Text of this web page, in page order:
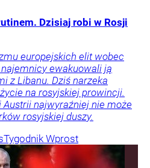
Dzisiaj robi w Rosji
europejskich elit wobec
ewakuowali ją
z Libanu. Dziś narzeka
na rosyjskiej prowincji.
Austrii najwyraźniej nie może
rosyjskiej duszy.
Tygodnik Wprost